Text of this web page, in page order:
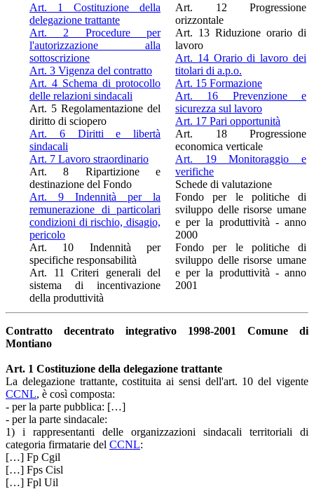
Art. 1 Costituzione della
delegazione trattante
Art. 2 Procedure per
l'autorizzazione alla
sottoscrizione
Art. 3 Vigenza del contratto
Art. 4 Schema di protocollo
delle relazioni sindacali
Art. 5 Regolamentazione del
diritto di sciopero
Art. 6 Diritti e libertà
sindacali
Art. 7 Lavoro straordinario
Art. 8 Ripartizione e
destinazione del Fondo
Art. 9 Indennità per la
remunerazione di particolari
condizioni di rischio, disagio,
pericolo
Art. 10 Indennità per
specifiche responsabilità
Art. 11 Criteri generali del
sistema di incentivazione
della produttività
Art. 12 Progressione
orizzontale
Art. 13 Riduzione orario di
lavoro
Art. 14 Orario di lavoro dei
titolari di a.p.o.
Art. 15 Formazione
Art. 16 Prevenzione e
sicurezza sul lavoro
Art. 17 Pari opportunità
Art. 18 Progressione
economica verticale
Art. 19 Monitoraggio e
verifiche
Schede di valutazione
Fondo per le politiche di
sviluppo delle risorse umane
e per la produttività - anno
2000
Fondo per le politiche di
sviluppo delle risorse umane
e per la produttività - anno
2001
Contratto decentrato integrativo 1998-2001 Comune di
Montiano
Art. 1 Costituzione della delegazione trattante
La delegazione trattante, costituita ai sensi dell'art. 10 del vigente
CCNL, è così composta:
- per la parte pubblica: […]
- per la parte sindacale:
1) i rappresentanti delle organizzazioni sindacali territoriali di
categoria firmatarie del CCNL:
[…] Fp Cgil
[…] Fps Cisl
[…] Fpl Uil